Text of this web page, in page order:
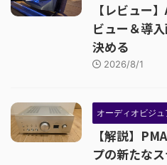
【レビュー
ビュー＆導
決める
2026/8/1
オーディオビジュ
【解説】
プの新たな